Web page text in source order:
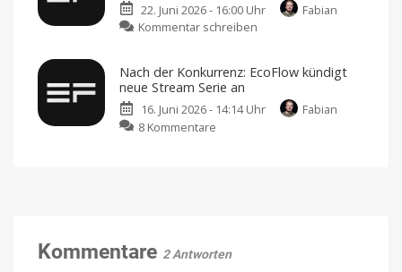
Rabatt
am
Prime
und
sparen
22. Juni 2026 - 16:00 Uhr
Fabian
Kommentar schreiben
neue
2
Nach der Konkurrenz: EcoFlow kündigt
neue Stream Serie an
16. Juni 2026 - 14:14 Uhr
Fabian
8 Kommentare
Serie
Kommentare 2 Antworten